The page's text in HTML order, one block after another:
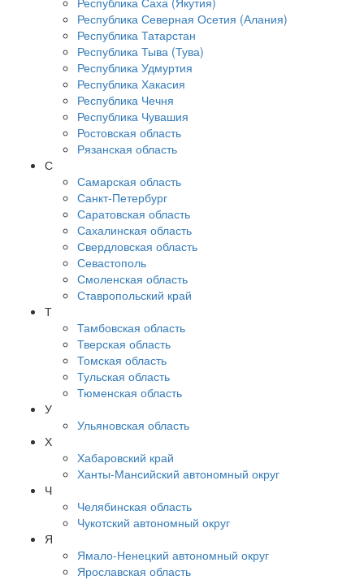
Республика Северная Осетия (Алания)
Республика Татарстан
Республика Тыва (Тува)
Республика Удмуртия
Республика Хакасия
Республика Чечня
Республика Чувашия
Ростовская область
Рязанская область
С
Самарская область
Санкт-Петербург
Саратовская область
Сахалинская область
Свердловская область
Севастополь
Смоленская область
Ставропольский край
Т
Тамбовская область
Тверская область
Томская область
Тульская область
Тюменская область
У
Ульяновская область
Х
Хабаровский край
Ханты-Мансийский автономный округ
Ч
Челябинская область
Чукотский автономный округ
Я
Ямало-Ненецкий автономный округ
Ярославская область